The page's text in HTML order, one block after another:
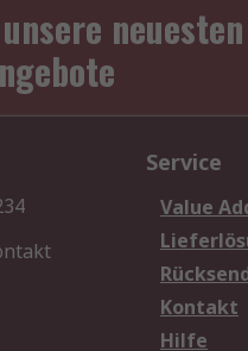
neuesten
Service
Value
Kontakt
Hilfe